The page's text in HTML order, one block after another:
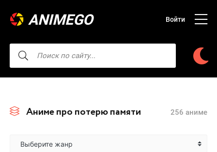
ANIMEGO Войти
Аниме про потерю памяти 256 аниме
Выберите жанр